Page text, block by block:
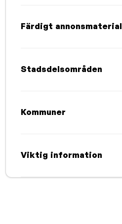
Färdigt annonsmaterial
Stadsdelsområden
Kommuner
Viktig information